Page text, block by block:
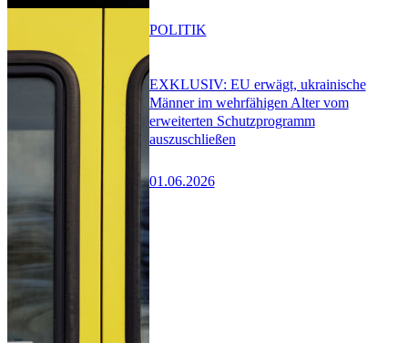
EXKLUSIV: EU erwägt, ukrainische
Männer im wehrfähigen Alter vom
erweiterten Schutzprogramm
auszuschließen
01.06.2026
POLITIK